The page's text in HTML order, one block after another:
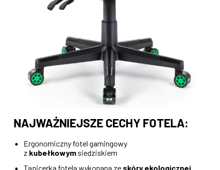
NAJWAŻNIEJSZE CECHY FOTELA:
Ergonomiczny fotel gamingowy
z kubełkowym siedziskiem
Tapicerka fotela wykonana ze skóry ekologicznej